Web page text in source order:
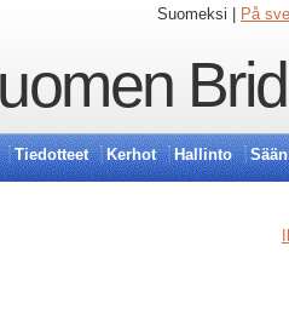
Suomeksi | På
Tiedotteet Kerhot Hallinto